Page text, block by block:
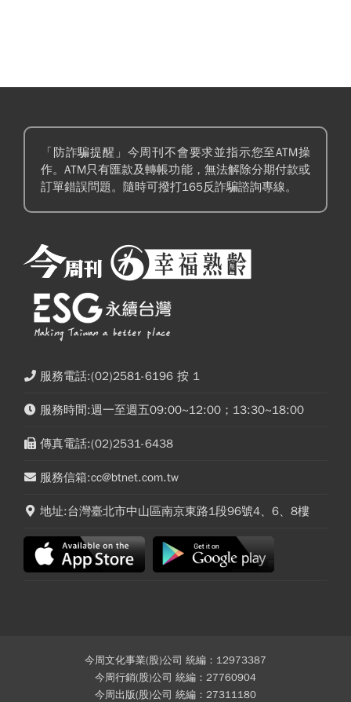
「防詐騙提醒」今周刊不會要求並指示您至ATM操
作。ATM只有匯款及轉帳功能，無法解除分期付款或
訂單錯誤問題。隨時可撥打165反詐騙諮詢專線。
服務電話:(02)2581-6196 按 1
服務時間:週一至週五09:00~12:00；13:30~18:00
傳真電話:(02)2531-6438
服務信箱:cc@btnet.com.tw
地址:台灣臺北市中山區南京東路1段96號4、6、8樓
今周文化事業(股)公司 統編：12973387
今周行銷(股)公司 統編：27760904
今周出版(股)公司 統編：27311180